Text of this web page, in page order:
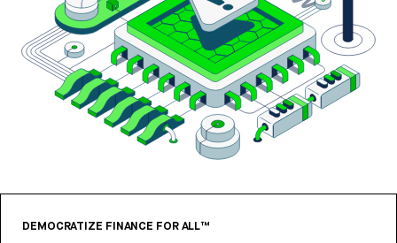
DEMOCRATIZE FINANCE FOR ALL™